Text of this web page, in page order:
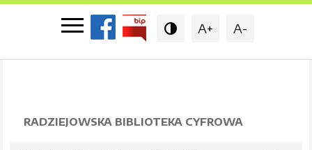
 A+ A-
RADZIEJOWSKA BIBLIOTEKA CYFROWA